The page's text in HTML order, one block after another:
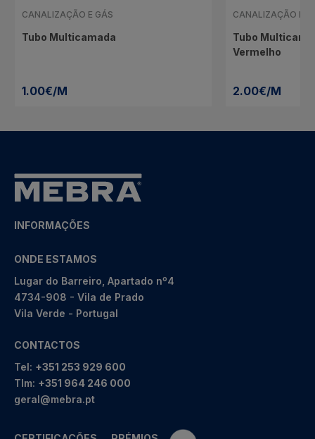
CANALIZAÇÃO E GÁS
Tubo Multicamada
1.00€/M
CANALIZAÇÃO E
Tubo
Vermelho
2.00€/M
INFORMAÇÕES
ONDE ESTAMOS
Lugar do Barreiro, Apartado nº4
4734-908 - Vila de Prado
Vila Verde - Portugal
CONTACTOS
Tel: +351 253 929 600
Tlm: +351 964 246 000
geral@mebra.pt